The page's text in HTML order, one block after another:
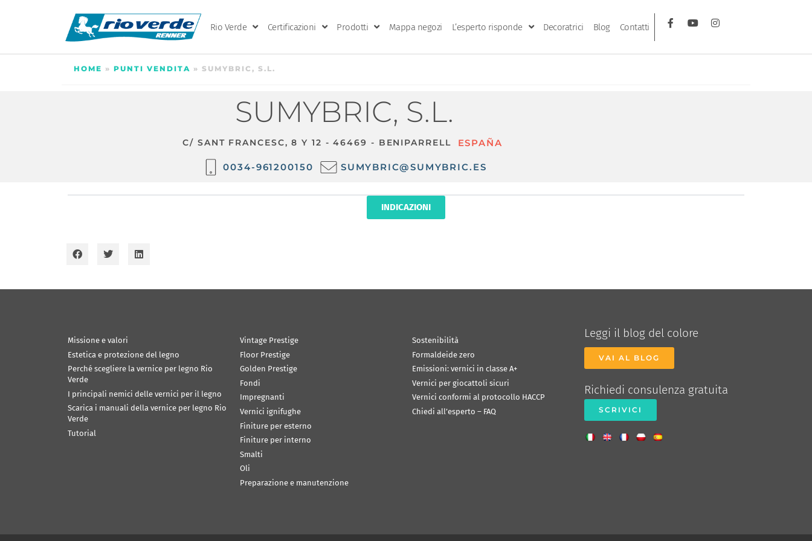
Rio Verde Certificazioni Prodotti Mappa negozi L’esperto risponde Decoratrici Blog Contatti
HOME » PUNTI VENDITA » SUMYBRIC, S.L.
SUMYBRIC, S.L.
C/ SANT FRANCESC, 8 Y 12 - 46469 - BENIPARRELL ESPAÑA
0034-961200150 SUMYBRIC@SUMYBRIC.ES
INDICAZIONI
Missione e valori
Estetica e protezione del legno
Perché scegliere la vernice per legno Rio
Verde
I principali nemici delle vernici per il legno
Scarica i manuali della vernice per legno Rio
Verde
Tutorial
Vintage Prestige
Floor Prestige
Golden Prestige
Fondi
Impregnanti
Vernici ignifughe
Finiture per esterno
Finiture per interno
Smalti
Oli
Preparazione e manutenzione
Sostenibilità
Formaldeide zero
Emissioni: vernici in classe A+
Vernici per giocattoli sicuri
Vernici conformi al protocollo HACCP
Chiedi all’esperto – FAQ
Leggi il blog del colore
VAI AL BLOG
Richiedi consulenza gratuita
SCRIVICI